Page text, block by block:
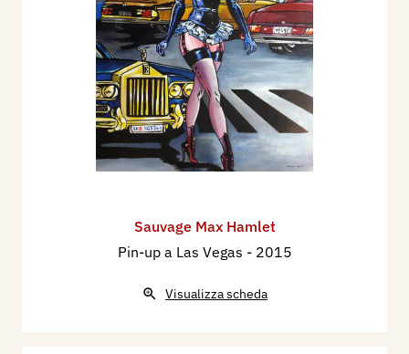
Sauvage Max Hamlet
Pin-up a Las Vegas - 2015
Visualizza scheda